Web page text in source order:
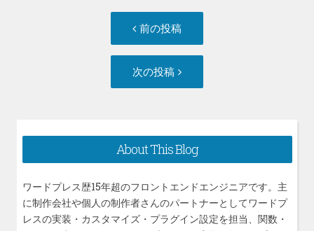
シ
ョ
ン
前の投稿
の
稿:
次の投稿
の
About This Blog
ワードプレス歴15年超のフロントエンドエンジニアです。主
に制作会社や個人の制作者さんのパートナーとしてワードプ
レスの実装・カスタマイズ・プラグイン設定を担当、関数・